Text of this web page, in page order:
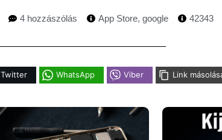
4 hozzászólás App Store, google 42343
Twitter WhatsApp Viber Link